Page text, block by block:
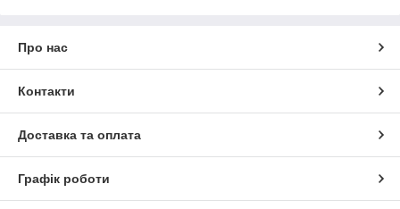
Про нас
Контакти
Доставка та оплата
Графік роботи